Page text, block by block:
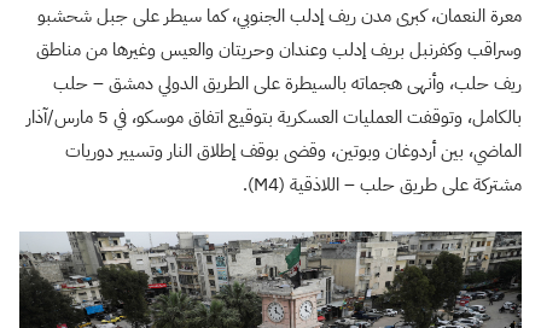
معرة النعمان، كبرى مدن ريف إدلب الجنوبي، كما سيطر على جبل شحشبو
وسراقب وكفرنبل بريف إدلب وعندان وحريتان والعيس وغيرها من مناطق
ريف حلب، وأنهى هجماته بالسيطرة على الطريق الدولي دمشق – حلب
بالكامل، وتوقفت العمليات العسكرية بتوقيع اتفاق موسكو، في 5 مارس/آذار
الماضي، بين أردوغان وبوتين، وقضى بوقف إطلاق النار وتسيير دوريات
مشتركة على طريق حلب – اللاذقية (M4).